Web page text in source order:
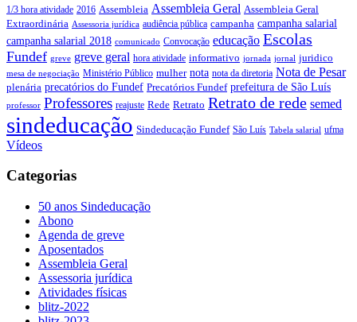
1/3 hora atividade 2016 Assembleia Assembleia Geral Assembleia Geral
Extraordinária Assessoria jurídica audiência pública campanha campanha salarial
campanha salarial 2018 comunicado Convocação educação Escolas
Fundef greve greve geral hora atividade informativo jornada jornal juridico
mesa de negociação Ministério Público mulher nota nota da diretoria Nota de Pesar
plenária precatórios do Fundef Precatórios Fundef prefeitura de São Luís
professor Professores reajuste Rede Retrato Retrato de rede semed
sindeducação Sindeducação Fundef São Luís Tabela salarial ufma
Vídeos
Categorias
50 anos Sindeducação
Abono
Agenda de greve
Aposentados
Assembleia Geral
Assessoria jurídica
Atividades físicas
blitz-2022